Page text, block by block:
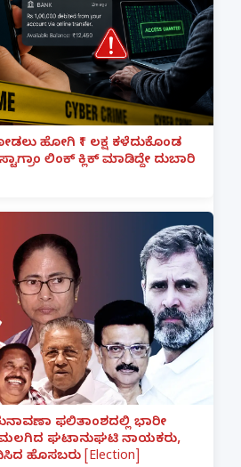
ಹೋಗಿ ₹1 ಲಕ್ಷ ಕಳೆದುಕೊಂಡ
ಲಿಂಕ್ ಕ್ಲಿಕ್ ಮಾಡಿದ್ದೇ ದುಬಾರಿ
ಫಲಿತಾಂಶದಲ್ಲಿ ಭಾರೀ
ಮಲಗಿದ ಘಟಾನುಘಟಿ ನಾಯಕರು,
ಹೊಸಬರು [Election]